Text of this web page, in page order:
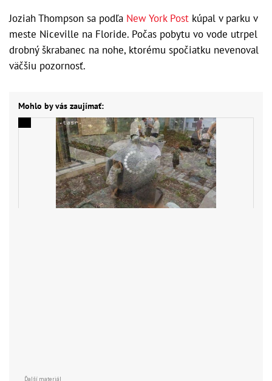
Joziah Thompson sa podľa New York Post kúpal v parku v
meste Niceville na Floride. Počas pobytu vo vode utrpel
drobný škrabanec na nohe, ktorému spočiatku nevenoval
väčšiu pozornosť.
Mohlo by vás zaujímať: